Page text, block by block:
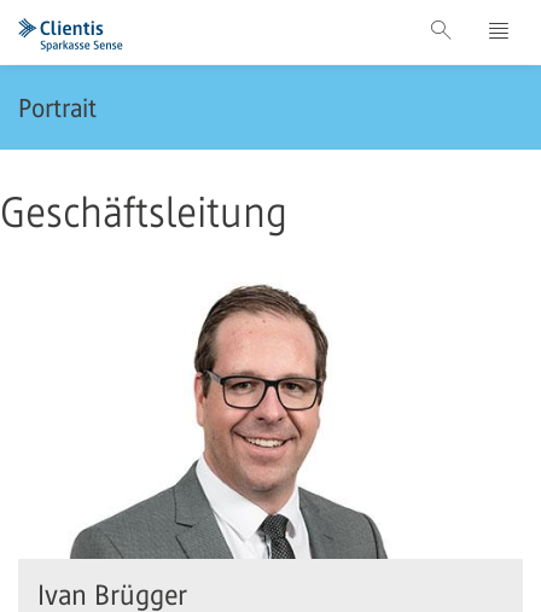
Portrait
Geschäftsleitung
Ivan Brügger